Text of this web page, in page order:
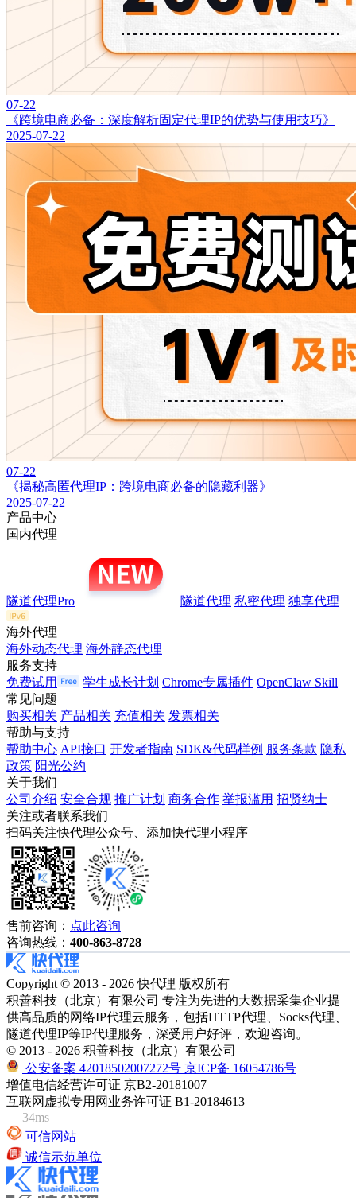
07-22
《跨境电商必备：深度解析固定代理IP的优势与使用技巧》
2025-07-22
07-22
《揭秘高匿代理IP：跨境电商必备的隐藏利器》
2025-07-22
产品中心
国内代理
隧道代理Pro 隧道代理 私密代理 独享代理
海外代理
海外动态代理 海外静态代理
服务支持
免费试用
学生成长计划 Chrome专属插件 OpenClaw Skill
常见问题
购买相关 产品相关 充值相关 发票相关
帮助与支持
帮助中心 API接口 开发者指南 SDK&代码样例 服务条款 隐私
政策 阳光公约
关于我们
公司介绍 安全合规 推广计划 商务合作 举报滥用 招贤纳士
关注或者联系我们
扫码关注快代理公众号、添加快代理小程序
售前咨询： 点此咨询
咨询热线： 400-863-8728
Copyright © 2013 - 2026 快代理 版权所有
积善科技（北京）有限公司 专注为先进的大数据采集企业提
供高品质的网络IP代理云服务，包括HTTP代理、Socks代理、
隧道代理IP等IP代理服务，深受用户好评，欢迎咨询。
© 2013 - 2026 积善科技（北京）有限公司
公安备案 42018502007272号 京ICP备 16054786号
增值电信经营许可证 京B2-20181007
互联网虚拟专用网业务许可证 B1-20184613
34ms
可信网站
诚信示范单位